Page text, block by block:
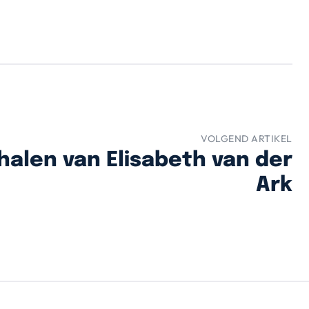
VOLGEND ARTIKEL
van Elisabeth van der
Ark